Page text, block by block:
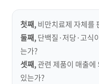
첫째,비만치료제 자체를
둘째,단백질·저당·고식
는가?
셋째,관련 제품이 매출에
있는가?